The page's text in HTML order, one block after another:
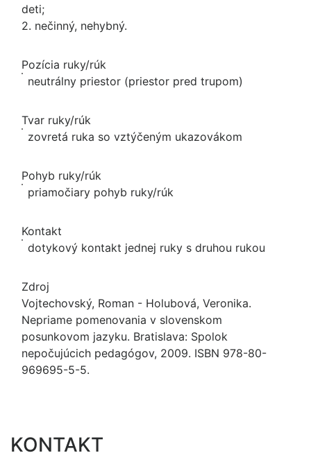
deti;
2. nečinný, nehybný.
Pozícia ruky/rúk
neutrálny priestor (priestor pred trupom)
Tvar ruky/rúk
zovretá ruka so vztýčeným ukazovákom
Pohyb ruky/rúk
priamočiary pohyb ruky/rúk
Kontakt
dotykový kontakt jednej ruky s druhou rukou
Zdroj
Vojtechovský, Roman - Holubová, Veronika.
Nepriame pomenovania v slovenskom
posunkovom jazyku. Bratislava: Spolok
nepočujúcich pedagógov, 2009. ISBN 978-80-
969695-5-5.
KONTAKT